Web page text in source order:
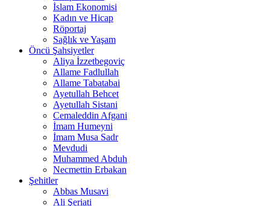
İslam Ekonomisi
Kadın ve Hicap
Röportaj
Sağlık ve Yaşam
Öncü Şahsiyetler
Aliya İzzetbegoviç
Allame Fadlullah
Allame Tabatabai
Ayetullah Behcet
Ayetullah Sistani
Cemaleddin Afgani
İmam Humeyni
İmam Musa Sadr
Mevdudi
Muhammed Abduh
Necmettin Erbakan
Şehitler
Abbas Musavi
Ali Şeriati